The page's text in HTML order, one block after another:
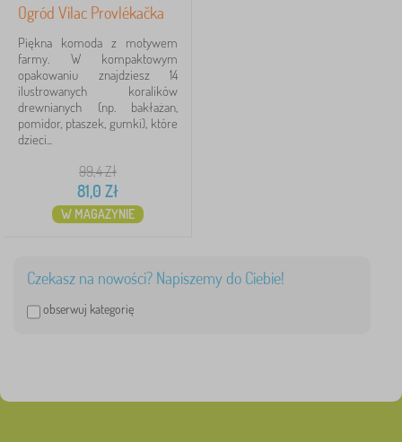
Tagi
Marki
1
✓ Vilac
1
FILTRACJA
Ogród Vilac Provlékačka
Piękna komoda z motywem
farmy. W kompaktowym
opakowaniu znajdziesz 14
ilustrowanych koralików
drewnianych (np. bakłażan,
pomidor, ptaszek, gumki), które
dzieci...
99,4Zł
81,0 Zł
W MAGAZYNIE
Czekasz na nowości? Napiszemy do Ciebie!
obserwuj kategorię